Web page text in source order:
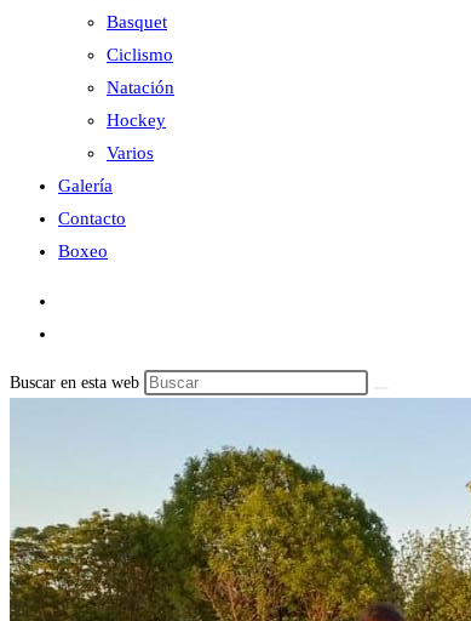
Basquet
Ciclismo
Natación
Hockey
Varios
Galería
Contacto
Boxeo
Buscar en esta web